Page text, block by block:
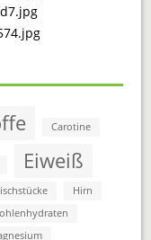
Carotine
Eiweiß
Hirn